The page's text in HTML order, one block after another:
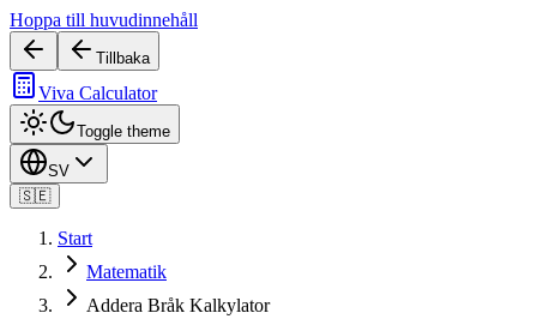
Hoppa till huvudinnehåll
Tillbaka
Viva Calculator
Toggle theme
SV
🇸🇪
Start
Matematik
Addera Bråk Kalkylator